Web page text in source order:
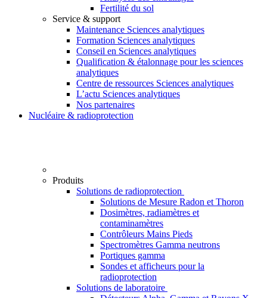
Fertilité du sol
Service & support
Maintenance Sciences analytiques
Formation Sciences analytiques
Conseil en Sciences analytiques
Qualification & étalonnage pour les sciences
analytiques
Centre de ressources Sciences analytiques
L’actu Sciences analytiques
Nos partenaires
Nucléaire & radioprotection
Produits
Solutions de radioprotection
Solutions de Mesure Radon et Thoron
Dosimètres, radiamètres et
contaminamètres
Contrôleurs Mains Pieds
Spectromètres Gamma neutrons
Portiques gamma
Sondes et afficheurs pour la
radioprotection
Solutions de laboratoire